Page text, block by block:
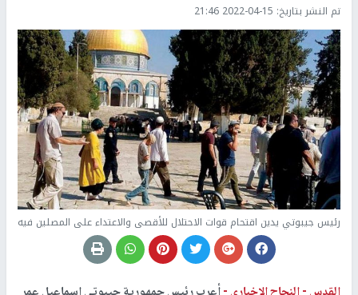
تم النشر بتاريخ: 2022-04-15 21:46
رئيس جيبوتي يدين اقتحام قوات الاحتلال للأقصى والاعتداء على المصلين فيه